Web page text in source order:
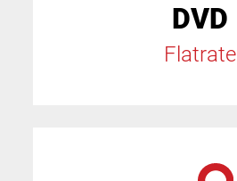
DVD
Flatrate